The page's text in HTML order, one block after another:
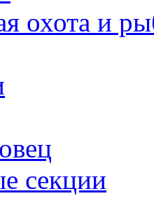
охота и
секции